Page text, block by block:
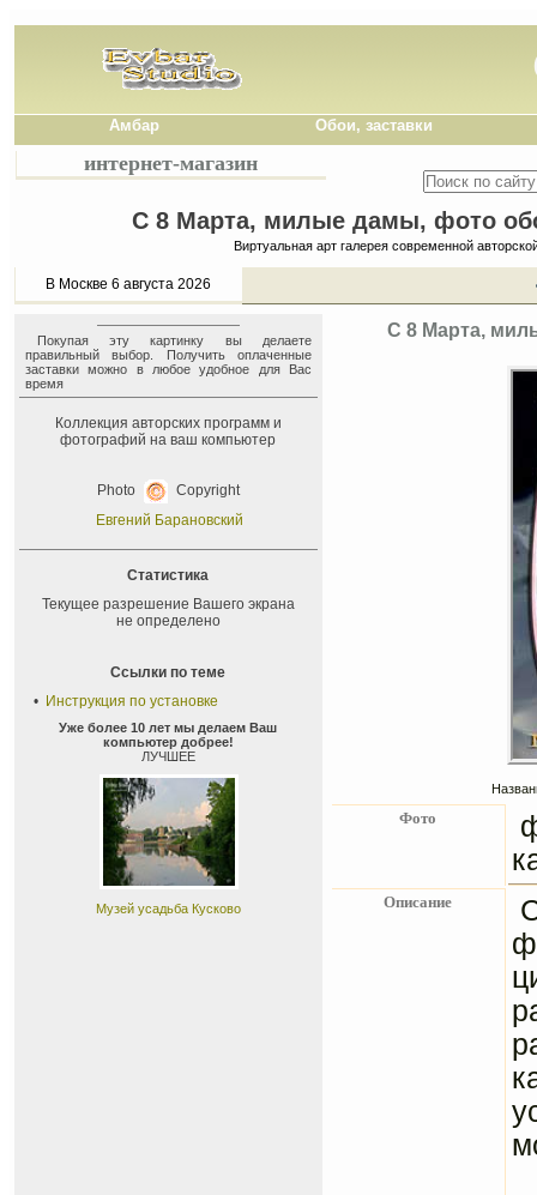
Амбар Обои, заставки
интернет-магазин
С 8 Марта, милые дамы, фото
Виртуальная арт галерея современной
В Москве 6 августа 2026
Покупая эту картинку вы делаете
правильный выбор. Получить оплаченные
заставки можно в любое удобное для Вас
время
Коллекция авторских программ и
фотографий на ваш компьютер
Photo
Copyright
Евгений Барановский
Статистика
Текущее разрешение Вашего экрана
не определено
Ссылки по теме
• Инструкция по установке
Уже более 10 лет мы делаем Ваш
компьютер добрее!
ЛУЧШЕЕ
Музей усадьба Кусково
С 8 Марта,
Фото
Описание